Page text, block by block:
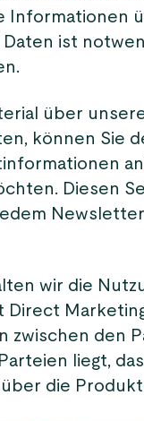
Informationen
ist
über
können Sie
Diesen
wir die
Direct
zwischen den
liegt,
die